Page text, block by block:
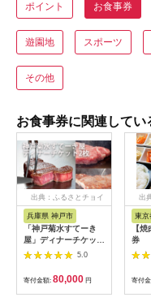
ポイント お食事券
遊園地 スポーツ
その他
お食事券に関連して
出典：ふるさとチョイ
兵庫県 神戸市
「神戸菊水すてーき
屋」ディナーチケット
（2枚）
5.0
寄付金額: 80,000 円
出
東京
【
券
寄付